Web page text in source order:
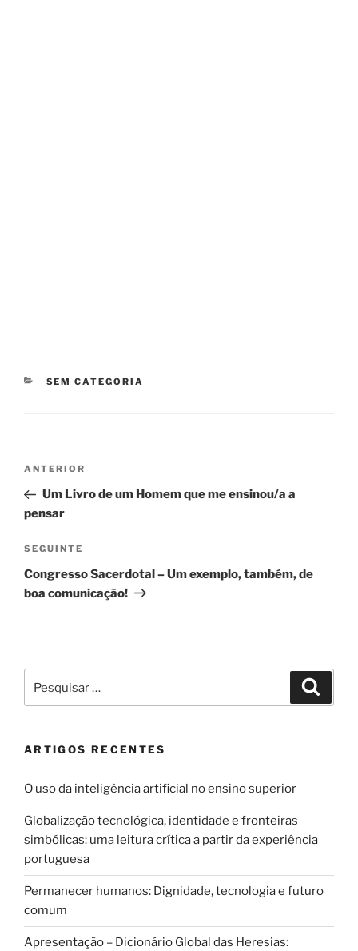
CATEGORIAS
SEM CATEGORIA
Navegação
artigos
Conteúdo
anterior
ANTERIOR
Um Livro de um Homem que me ensinou/a a
pensar
Conteúdo
seguinte
SEGUINTE
Congresso Sacerdotal – Um exemplo, também, de
boa comunicação!
por:
ARTIGOS RECENTES
O uso da inteligência artificial no ensino superior
Globalização tecnológica, identidade e fronteiras
simbólicas: uma leitura crítica a partir da experiência
portuguesa
Permanecer humanos: Dignidade, tecnologia e futuro
comum
Apresentação – Dicionário Global das Heresias: